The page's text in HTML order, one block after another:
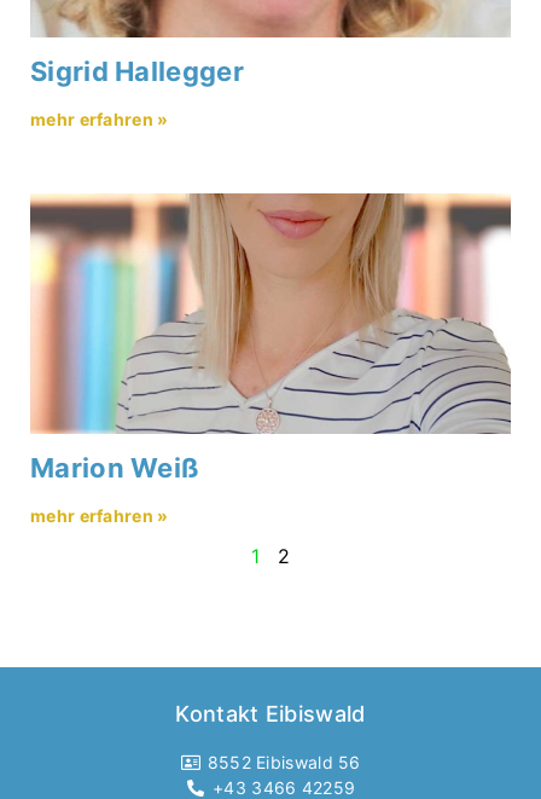
Sigrid Hallegger
mehr erfahren »
Marion Weiß
mehr erfahren »
1 2
Kontakt Eibiswald
8552 Eibiswald 56
+43 3466 42259